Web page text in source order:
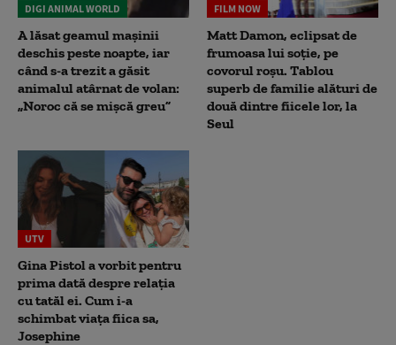
DIGI ANIMAL WORLD
A lăsat geamul mașinii
deschis peste noapte, iar
când s-a trezit a găsit
animalul atârnat de volan:
„Noroc că se mișcă greu”
FILM NOW
Matt Damon, eclipsat de
frumoasa lui soție, pe
covorul roșu. Tablou
superb de familie alături de
două dintre fiicele lor, la
Seul
UTV
Gina Pistol a vorbit pentru
prima dată despre relația
cu tatăl ei. Cum i-a
schimbat viața fiica sa,
Josephine